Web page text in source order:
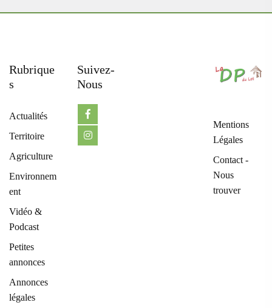
Rubrique
S
Actualités
Territoire
Agriculture
Environnem
ent
Vidéo &
Podcast
Petites
annonces
Annonces
légales
Suivez-
Nous
Mentions
Légales
Contact -
Nous
trouver